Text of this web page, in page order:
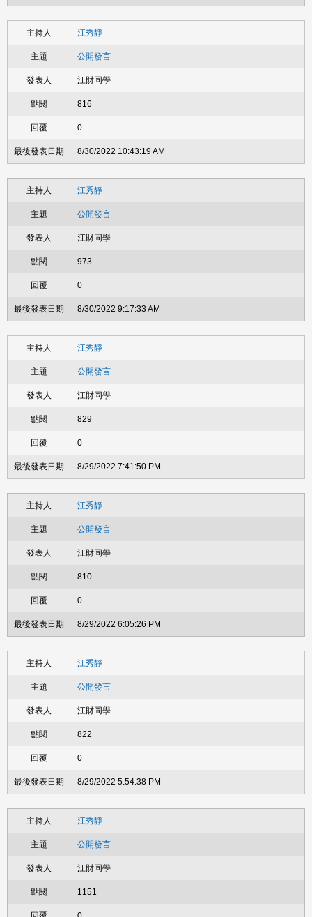
江秀靜
公開發言
江財同學
816
0
8/30/2022 10:43:19 AM
江秀靜
公開發言
江財同學
973
0
8/30/2022 9:17:33 AM
江秀靜
公開發言
江財同學
829
0
8/29/2022 7:41:50 PM
江秀靜
公開發言
江財同學
810
0
8/29/2022 6:05:26 PM
江秀靜
公開發言
江財同學
822
0
8/29/2022 5:54:38 PM
江秀靜
公開發言
江財同學
1151